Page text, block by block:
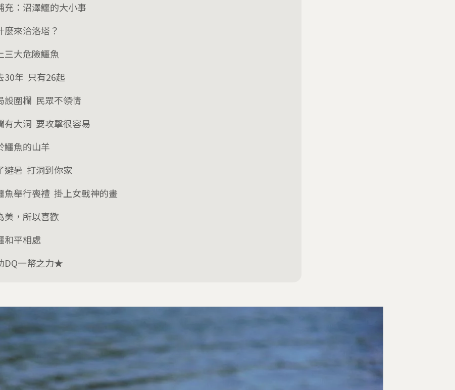
充：沼澤鱷的大小事
麼來洽洛塔？
三大危險鱷魚
30年 只有26起
設圍欄 民眾不領情
有大洞 要攻擊很容易
鱷魚的山羊
避暑 打洞到你家
魚舉行喪禮 掛上女戰神的畫
美，所以喜歡
和平相處
一幣之力★